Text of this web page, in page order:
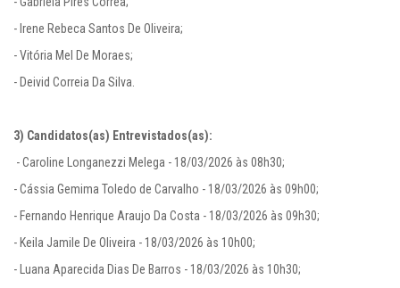
- Irene Rebeca Santos De Oliveira;
- Vitória Mel De Moraes;
- Deivid Correia Da Silva.
3) Candidatos(as) Entrevistados(as):
- Caroline Longanezzi Melega - 18/03/2026 às 08h30;
- Cássia Gemima Toledo de Carvalho - 18/03/2026 às 09h00;
- Fernando Henrique Araujo Da Costa - 18/03/2026 às 09h30;
- Keila Jamile De Oliveira - 18/03/2026 às 10h00;
- Luana Aparecida Dias De Barros - 18/03/2026 às 10h30;